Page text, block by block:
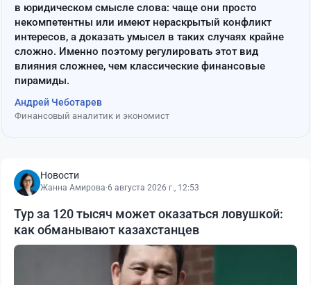
в юридическом смысле слова: чаще они просто
некомпетентны или имеют нераскрытый конфликт
интересов, а доказать умысел в таких случаях крайне
сложно. Именно поэтому регулировать этот вид
влияния сложнее, чем классические финансовые
пирамиды.
Андрей Чеботарев
Финансовый аналитик и экономист
Новости
Жанна Амирова·6 августа 2026 г., 12:53
Тур за 120 тысяч может оказаться ловушкой:
как обманывают казахстанцев